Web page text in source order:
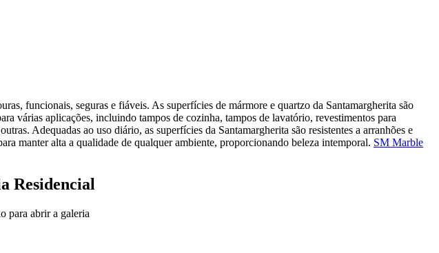
funcionais, seguras e fiáveis. As superfícies de mármore e quartzo da Santamargherita são
várias aplicações, incluindo tampos de cozinha, tampos de lavatório, revestimentos para
Adequadas ao uso diário, as superfícies da Santamargherita são resistentes a arranhões e
manter alta a qualidade de qualquer ambiente, proporcionando beleza intemporal. SM Marble
Residencial
para abrir a galeria